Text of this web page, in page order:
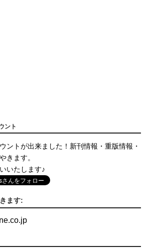
ント
ントが出来ました！新刊情報・重版情報・
きます。
いたします♪
ます: